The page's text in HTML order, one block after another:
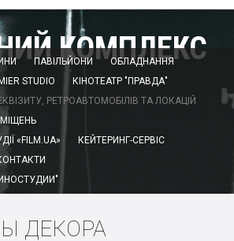
КОМПЛЕКС
ПАВІЛЬЙОНИ
ОБЛАДНАННЯ
STUDIO
КІНОТЕАТР "ПРАВДА"
РЕТРОАВТОМОБІЛІВ ТА ЛОКАЦІЙ
«FILM.UA»
КЕЙТЕРИНГ-СЕРВІС
ДЕКОРА